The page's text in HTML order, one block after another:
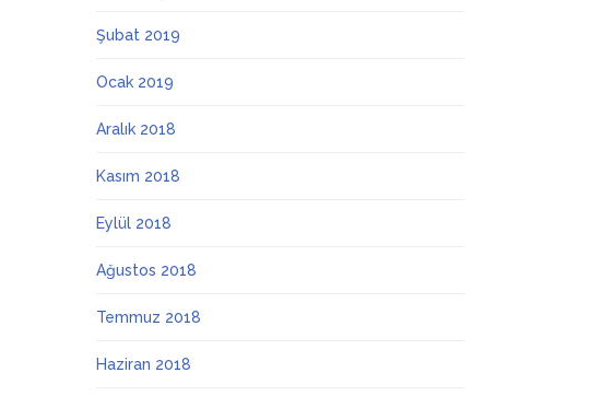
Şubat 2019
Ocak 2019
Aralık 2018
Kasım 2018
Eylül 2018
Ağustos 2018
Temmuz 2018
Haziran 2018